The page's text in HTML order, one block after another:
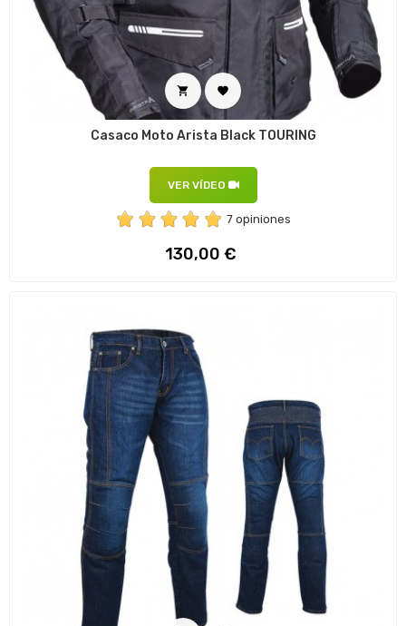
 
Casaco Moto Arista Black TOURING
VER VÍDEO
7 opiniones
Preço
130,00 €